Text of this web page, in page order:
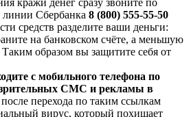
кражи денег сразу звоните по
линии Сбербанка 8 (800) 555-55-50
средств разделите ваши деньги:
на банковском счёте, а меньшую
образом вы защитите себя от
с мобильного телефона по
СМС и рекламы в
перехода по таким ссылкам
вирус, который похищает